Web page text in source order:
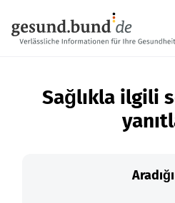
Sağlıkla ilgili